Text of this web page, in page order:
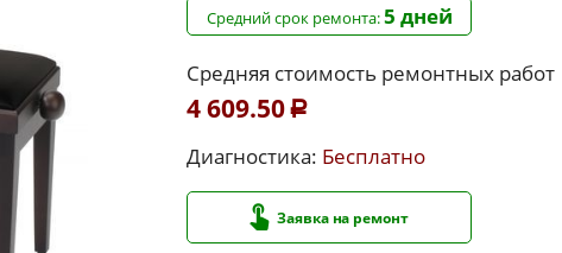
Средний срок ремонта:5 дней
Средняя стоимость ремонтных работ
4 609.50 Р
Диагностика: Бесплатно
Заявка на ремонт